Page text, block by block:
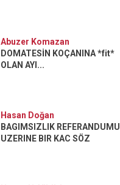
Abuzer Komazan
DOMATESİN KOÇANINA *fit*
OLAN AYI...
Hasan Doğan
BAGIMSIZLIK REFERANDUMU
UZERINE BIR KAC SÖZ